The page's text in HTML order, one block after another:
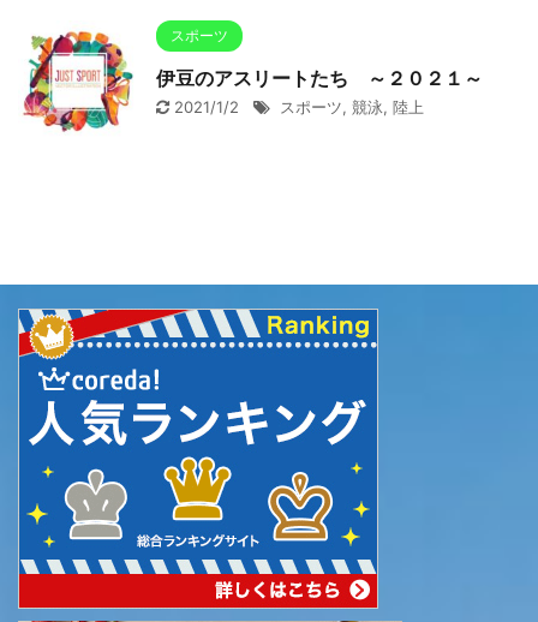
スポーツ
伊豆のアスリートたち ～２０２１～
2021/1/2 スポーツ, 競泳, 陸上